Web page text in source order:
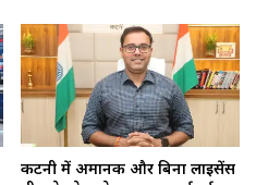
कटनी में अमानक और बिना लाइसेंस